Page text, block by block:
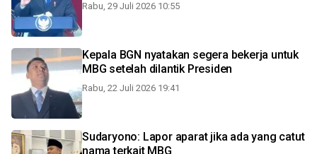
Rabu, 29 Juli 2026 10:55
Kepala BGN nyatakan segera bekerja untuk
MBG setelah dilantik Presiden
Rabu, 22 Juli 2026 19:41
Sudaryono: Lapor aparat jika ada yang catut
nama terkait MBG